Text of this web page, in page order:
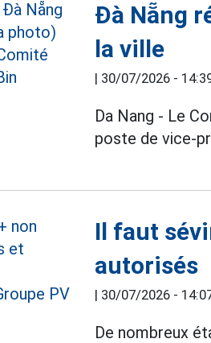
Đà Nẵng
la ville
| 30/07/2026 -
Da Nang - Le
poste de vice-
Il faut
autorisés
| 30/07/2026 -
De nombreux